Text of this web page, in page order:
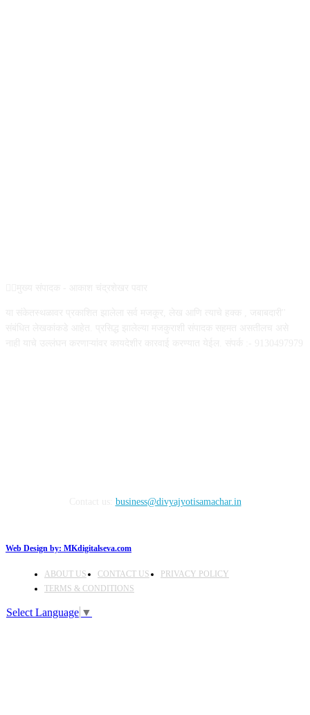
business@divyajyotisamachar.in
Web Design by: MKdigitalseva.com
ABOUT US CONTACT US
PRIVACY POLICY
TERMS & CONDITIONS
Select Language ▼